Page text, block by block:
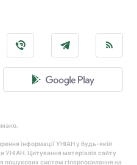
інформації УНІАН у будь-якій
УНІАН. Цитування матеріалів сайту
пошукових систем гіперпосилання на